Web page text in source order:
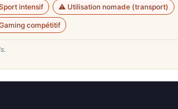
intensif ⚠️ Utilisation nomade (transport)
compétitif